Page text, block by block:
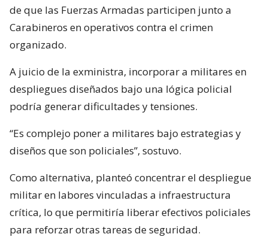
de que las Fuerzas Armadas participen junto a
Carabineros en operativos contra el crimen
organizado.
A juicio de la exministra, incorporar a militares en
despliegues diseñados bajo una lógica policial
podría generar dificultades y tensiones.
“Es complejo poner a militares bajo estrategias y
diseños que son policiales”, sostuvo.
Como alternativa, planteó concentrar el despliegue
militar en labores vinculadas a infraestructura
crítica, lo que permitiría liberar efectivos policiales
para reforzar otras tareas de seguridad.